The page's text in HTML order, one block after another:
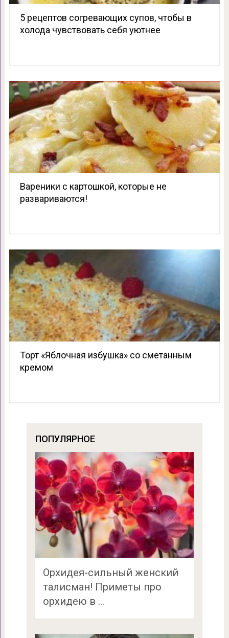
5 рецептов согревающих супов, чтобы в
холода чувствовать себя уютнее
Вареники с картошкой, которые не
развариваются!
Торт «Яблочная избушка» со сметанным
кремом
ПОПУЛЯРНОЕ
Орхидея-сильный женский
талисман! Приметы про
орхидею в …